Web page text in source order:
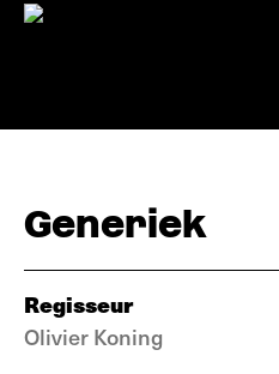
Generiek
Regisseur
Olivier Koning